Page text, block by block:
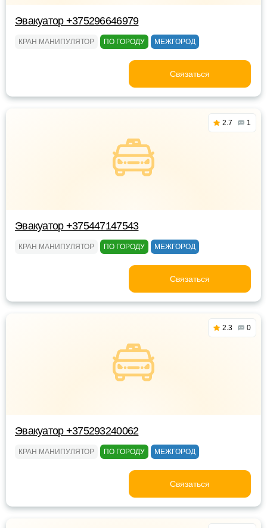
Эвакуатор +375296646979
КРАН МАНИПУЛЯТОР ПО ГОРОДУ МЕЖГОРОД
Связаться
2.7 1
Эвакуатор +375447147543
КРАН МАНИПУЛЯТОР ПО ГОРОДУ МЕЖГОРОД
Связаться
2.3 0
Эвакуатор +375293240062
КРАН МАНИПУЛЯТОР ПО ГОРОДУ МЕЖГОРОД
Связаться